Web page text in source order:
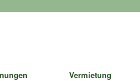
Vermietung